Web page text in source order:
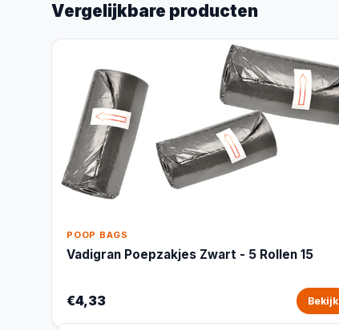
Vergelijkbare producten
POOP BAGS
Vadigran Poepzakjes Zwart - 5 Rollen 15
€4,33 Bekijk